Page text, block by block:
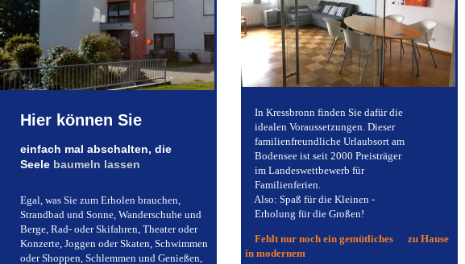
Hier können Sie
einfach mal abschalten,die
Seele baumeln lassen
Egal, was Sie zum Erholen brauchen,
Strandbad und Sonne, Wanderschuhe und
Berge, Rad- oder Skifahren, Theater oder
Konzerte, Joggen oder Skaten, Schwimmen
oder Shoppen, Schlemmen und Genießen,
In Kressbronn finden Sie dafür die
idealen Voraussetzungen. Dieser
familienfreundliche Urlaubsort am
Bodensee ist seit 2000 Preisträger
im Landeswettbewerb für
Familienferien.
Also: Spaß für die Kleinen -
Erholung für die Großen!
Fehlt nur noch ein gemütliches zu Hause
in modernem